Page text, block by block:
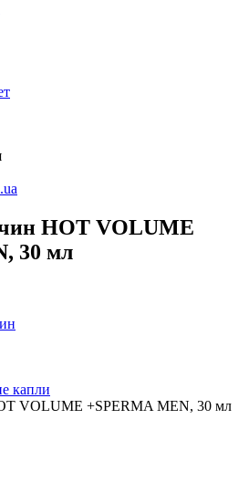
HOT VOLUME
30 мл
капли
VOLUME +SPERMA MEN, 30 мл